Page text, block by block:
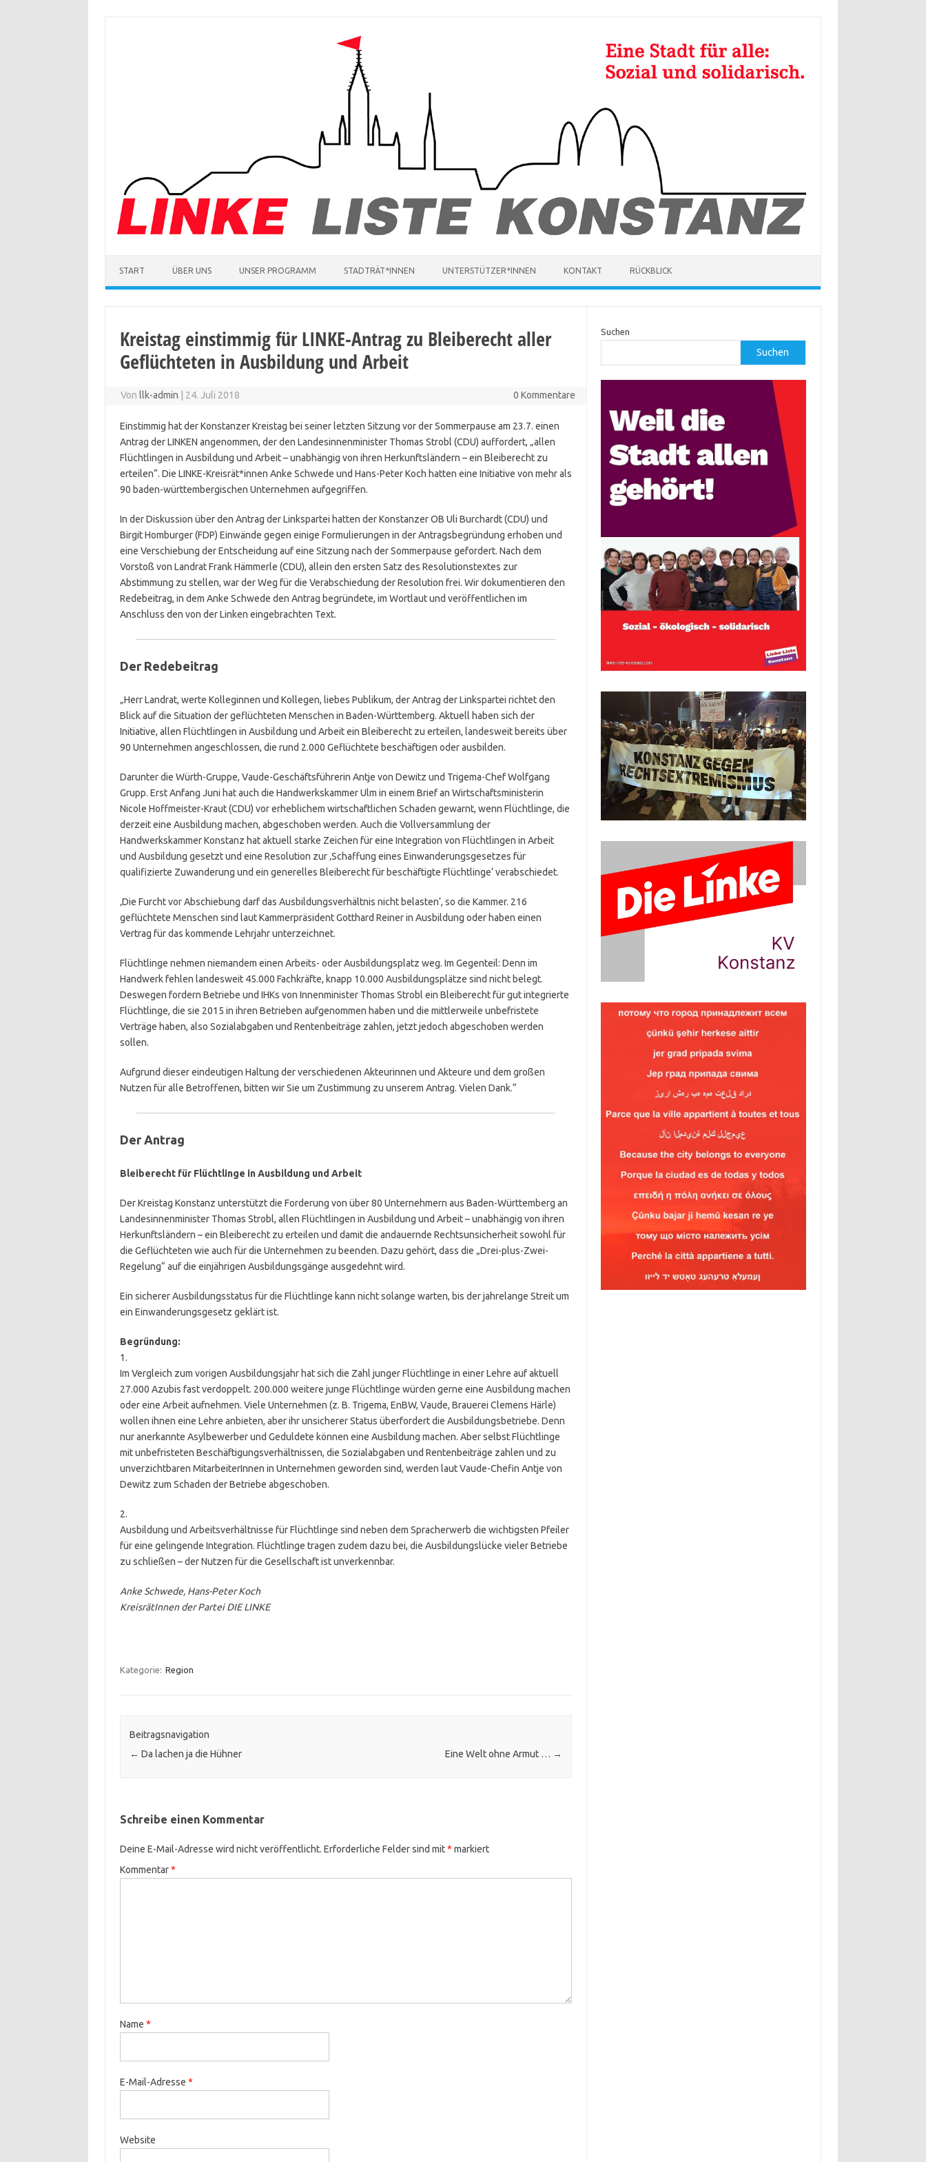
START ÜBER UNS UNSER PROGRAMM STADTRÄT*INNEN UNTERSTÜTZER*INNEN KONTAKT RÜCKBLICK
Kreistag einstimmig für LINKE-Antrag zu Bleiberecht aller
Geflüchteten in Ausbildung und Arbeit
Von llk-admin 24. Juli 2018 0 Kommentare
Einstimmig hat der Konstanzer Kreistag bei seiner letzten Sitzung vor der Sommerpause am 23.7. einen
Antrag der LINKEN angenommen, der den Landesinnenminister Thomas Strobl (CDU) auffordert, „allen
Flüchtlingen in Ausbildung und Arbeit – unabhängig von ihren Herkunftsländern – ein Bleiberecht zu
erteilen“. Die LINKE-Kreisrät*innen Anke Schwede und Hans-Peter Koch hatten eine Initiative von mehr als
90 baden-württembergischen Unternehmen aufgegriffen.
In der Diskussion über den Antrag der Linkspartei hatten der Konstanzer OB Uli Burchardt (CDU) und
Birgit Homburger (FDP) Einwände gegen einige Formulierungen in der Antragsbegründung erhoben und
eine Verschiebung der Entscheidung auf eine Sitzung nach der Sommerpause gefordert. Nach dem
Vorstoß von Landrat Frank Hämmerle (CDU), allein den ersten Satz des Resolutionstextes zur
Abstimmung zu stellen, war der Weg für die Verabschiedung der Resolution frei. Wir dokumentieren den
Redebeitrag, in dem Anke Schwede den Antrag begründete, im Wortlaut und veröffentlichen im
Anschluss den von der Linken eingebrachten Text.
Der Redebeitrag
„Herr Landrat, werte Kolleginnen und Kollegen, liebes Publikum, der Antrag der Linkspartei richtet den
Blick auf die Situation der geflüchteten Menschen in Baden-Württemberg. Aktuell haben sich der
Initiative, allen Flüchtlingen in Ausbildung und Arbeit ein Bleiberecht zu erteilen, landesweit bereits über
90 Unternehmen angeschlossen, die rund 2.000 Geflüchtete beschäftigen oder ausbilden.
Darunter die Würth-Gruppe, Vaude-Geschäftsführerin Antje von Dewitz und Trigema-Chef Wolfgang
Grupp. Erst Anfang Juni hat auch die Handwerkskammer Ulm in einem Brief an Wirtschaftsministerin
Nicole Hoffmeister-Kraut (CDU) vor erheblichem wirtschaftlichen Schaden gewarnt, wenn Flüchtlinge, die
derzeit eine Ausbildung machen, abgeschoben werden. Auch die Vollversammlung der
Handwerkskammer Konstanz hat aktuell starke Zeichen für eine Integration von Flüchtlingen in Arbeit
und Ausbildung gesetzt und eine Resolution zur ‚Schaffung eines Einwanderungsgesetzes für
qualifizierte Zuwanderung und ein generelles Bleiberecht für beschäftigte Flüchtlinge‘ verabschiedet.
‚Die Furcht vor Abschiebung darf das Ausbildungsverhältnis nicht belasten‘, so die Kammer. 216
geflüchtete Menschen sind laut Kammerpräsident Gotthard Reiner in Ausbildung oder haben einen
Vertrag für das kommende Lehrjahr unterzeichnet.
Flüchtlinge nehmen niemandem einen Arbeits- oder Ausbildungsplatz weg. Im Gegenteil: Denn im
Handwerk fehlen landesweit 45.000 Fachkräfte, knapp 10.000 Ausbildungsplätze sind nicht belegt.
Deswegen fordern Betriebe und IHKs von Innenminister Thomas Strobl ein Bleiberecht für gut integrierte
Flüchtlinge, die sie 2015 in ihren Betrieben aufgenommen haben und die mittlerweile unbefristete
Verträge haben, also Sozialabgaben und Rentenbeiträge zahlen, jetzt jedoch abgeschoben werden
sollen.
Aufgrund dieser eindeutigen Haltung der verschiedenen Akteurinnen und Akteure und dem großen
Nutzen für alle Betroffenen, bitten wir Sie um Zustimmung zu unserem Antrag. Vielen Dank.“
Der Antrag
Bleiberecht für Flüchtlinge in Ausbildung und Arbeit
Der Kreistag Konstanz unterstützt die Forderung von über 80 Unternehmern aus Baden-Württemberg an
Landesinnenminister Thomas Strobl, allen Flüchtlingen in Ausbildung und Arbeit – unabhängig von ihren
Herkunftsländern – ein Bleiberecht zu erteilen und damit die andauernde Rechtsunsicherheit sowohl für
die Geflüchteten wie auch für die Unternehmen zu beenden. Dazu gehört, dass die „Drei-plus-Zwei-
Regelung“ auf die einjährigen Ausbildungsgänge ausgedehnt wird.
Ein sicherer Ausbildungsstatus für die Flüchtlinge kann nicht solange warten, bis der jahrelange Streit um
ein Einwanderungsgesetz geklärt ist.
Begründung:
1.
Im Vergleich zum vorigen Ausbildungsjahr hat sich die Zahl junger Flüchtlinge in einer Lehre auf aktuell
27.000 Azubis fast verdoppelt. 200.000 weitere junge Flüchtlinge würden gerne eine Ausbildung machen
oder eine Arbeit aufnehmen. Viele Unternehmen (z. B. Trigema, EnBW, Vaude, Brauerei Clemens Härle)
wollen ihnen eine Lehre anbieten, aber ihr unsicherer Status überfordert die Ausbildungsbetriebe. Denn
nur anerkannte Asylbewerber und Geduldete können eine Ausbildung machen. Aber selbst Flüchtlinge
mit unbefristeten Beschäftigungsverhältnissen, die Sozialabgaben und Rentenbeiträge zahlen und zu
unverzichtbaren MitarbeiterInnen in Unternehmen geworden sind, werden laut Vaude-Chefin Antje von
Dewitz zum Schaden der Betriebe abgeschoben.
2.
Ausbildung und Arbeitsverhältnisse für Flüchtlinge sind neben dem Spracherwerb die wichtigsten Pfeiler
für eine gelingende Integration. Flüchtlinge tragen zudem dazu bei, die Ausbildungslücke vieler Betriebe
zu schließen – der Nutzen für die Gesellschaft ist unverkennbar.
Anke Schwede, Hans-Peter Koch
KreisrätInnen der Partei DIE LINKE
Kategorie: Region
Beitragsnavigation
← Da lachen ja die Hühner Eine Welt ohne Armut … →
Schreibe einen Kommentar
Deine E-Mail-Adresse wird nicht veröffentlicht. Erforderliche Felder sind mit* markiert
Kommentar*
Name *
E-Mail-Adresse *
Website
Suchen
Suchen